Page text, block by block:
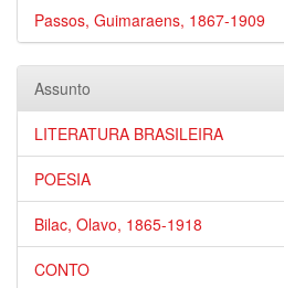
Passos, Guimaraens, 1867-1909
Assunto
LITERATURA BRASILEIRA
POESIA
Bilac, Olavo, 1865-1918
CONTO